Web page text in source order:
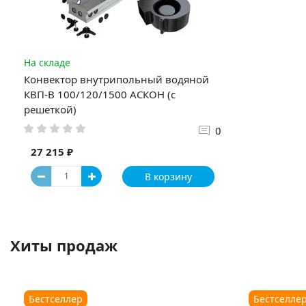
На складе
Конвектор внутрипольный водяной
КВП-В 100/120/1500 АСКОН (с
решеткой)
0
27 215 ₽
В корзину
Хиты продаж
Бестселлер Бестселлер